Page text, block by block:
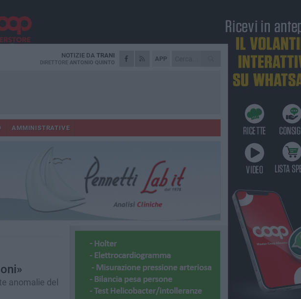
APP
NOTIZIE DA TRANI
DIRETTORE ANTONIO QUINTO
AMMINISTRATIVE
anomalie del